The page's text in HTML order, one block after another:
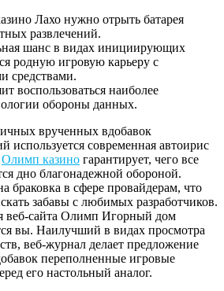
Лахо нужно отрыть батарея
развлечений.
шанс в видах инициирующих
родную игровую карьеру с
средствами.
воспользоваться наиболее
обороны данных.
врученных вдобавок
используется современная автоирис
Олимп казино гарантирует, чего все
дно благонадежной обороной.
браковка в сфере провайдерам, что
забавы с любимых разработчиков.
веб-сайта Олимп Игорный дом
вы. Наилучший в видах просмотра
веб-журнал делает предложение
переполненные игровые
его настольный аналог.